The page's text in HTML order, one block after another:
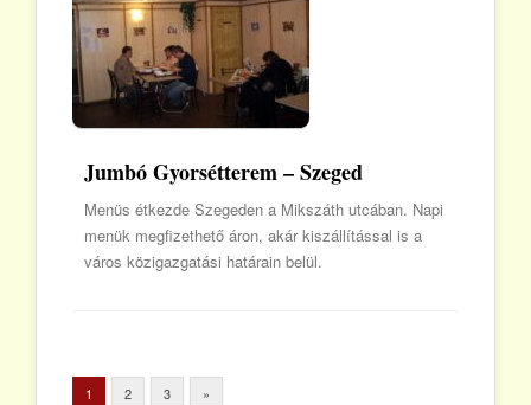
Jumbó Gyorsétterem – Szeged
Menüs étkezde Szegeden a Mikszáth utcában. Napi
menük megfizethető áron, akár kiszállítással is a
város közigazgatási határain belül.
1 2 3 »